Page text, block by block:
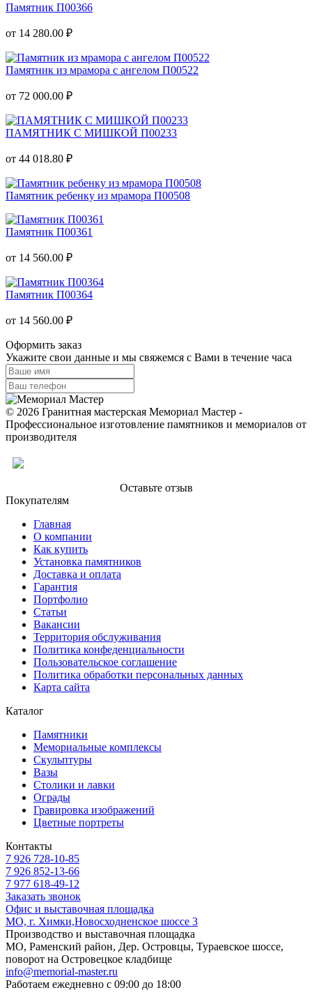
Памятник П00366
от 14 280.00 ₽
Памятник из мрамора с ангелом П00522
от 72 000.00 ₽
ПАМЯТНИК С МИШКОЙ П00233
от 44 018.80 ₽
Памятник ребенку из мрамора П00508
Памятник П00361
от 14 560.00 ₽
Памятник П00364
от 14 560.00 ₽
Оформить заказ
Укажите свои данные и мы свяжемся с Вами в течение часа
© 2026 Гранитная мастерская Мемориал Мастер -
Профессиональное изготовление памятников и мемориалов от
производителя
Оставьте отзыв
Покупателям
Главная
О компании
Как купить
Установка памятников
Доставка и оплата
Гарантия
Портфолио
Статьи
Вакансии
Территория обслуживания
Политика конфеденциальности
Пользовательское соглашение
Политика обработки персональных данных
Карта сайта
Каталог
Памятники
Мемориальные комплексы
Скульптуры
Вазы
Столики и лавки
Ограды
Гравировка изображений
Цветные портреты
Контакты
7 926 728-10-85
7 926 852-13-66
7 977 618-49-12
Заказать звонок
Офис и выставочная площадка
МО, г. Химки,Новосходненское шоссе 3
Производство и выставочная площадка
МО, Раменский район, Дер. Островцы, Тураевское шоссе,
поворот на Островецкое кладбище
info@memorial-master.ru
Работаем ежедневно с 09:00 до 18:00